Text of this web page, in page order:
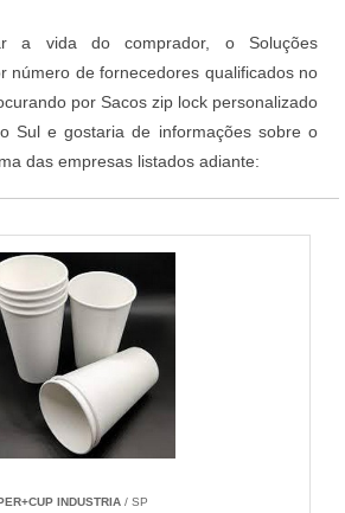
a vida do comprador, o Soluções
número de fornecedores qualificados no
por Sacos zip lock personalizado
Sul e gostaria de informações sobre o
das empresas listados adiante:
INDUSTRIA / SP